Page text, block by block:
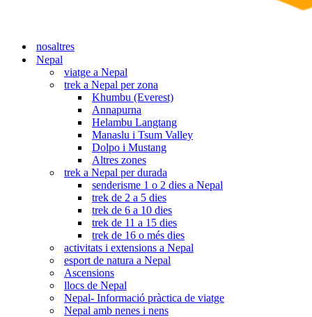
nosaltres
Nepal
viatge a Nepal
trek a Nepal per zona
Khumbu (Everest)
Annapurna
Helambu Langtang
Manaslu i Tsum Valley
Dolpo i Mustang
Altres zones
trek a Nepal per durada
senderisme 1 o 2 dies a Nepal
trek de 2 a 5 dies
trek de 6 a 10 dies
trek de 11 a 15 dies
trek de 16 o més dies
activitats i extensions a Nepal
esport de natura a Nepal
Ascensions
llocs de Nepal
Nepal- Informació pràctica de viatge
Nepal amb nenes i nens